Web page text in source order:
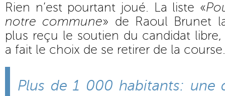
Rien n’est pourtant joué. La liste «
notre commune» de Raoul Brunet
plus reçu le soutien du candidat
a fait le choix de se retirer de la course.
Plus de 1 000 habitants: une